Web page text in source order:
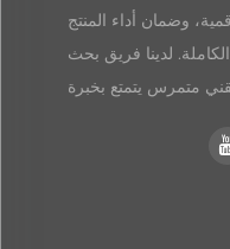
وضمان أداء المنتج
لدينا فريق بحث
متمرس يتمتع بخبرة